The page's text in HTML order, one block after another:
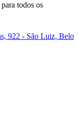
todos os
922 - São Luiz, Belo